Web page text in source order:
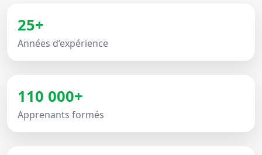
25+
Années d’expérience
110 000+
Apprenants formés